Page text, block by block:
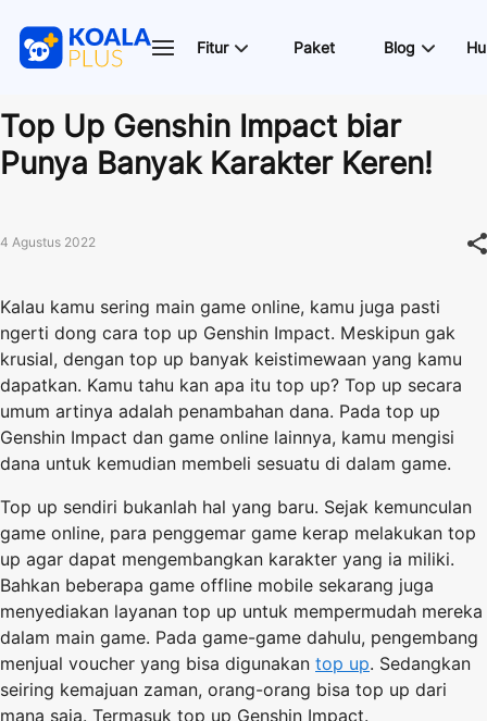
Fitur Paket Blog
Top Up Genshin Impact biar
Punya Banyak Karakter Keren!
4 Agustus 2022
Kalau kamu sering main game online, kamu juga pasti
ngerti dong cara top up Genshin Impact. Meskipun gak
krusial, dengan top up banyak keistimewaan yang kamu
dapatkan. Kamu tahu kan apa itu top up? Top up secara
umum artinya adalah penambahan dana. Pada top up
Genshin Impact dan game online lainnya, kamu mengisi
dana untuk kemudian membeli sesuatu di dalam game.
Top up sendiri bukanlah hal yang baru. Sejak kemunculan
game online, para penggemar game kerap melakukan top
up agar dapat mengembangkan karakter yang ia miliki.
Bahkan beberapa game offline mobile sekarang juga
menyediakan layanan top up untuk mempermudah mereka
dalam main game. Pada game-game dahulu, pengembang
menjual voucher yang bisa digunakan top up. Sedangkan
seiring kemajuan zaman, orang-orang bisa top up dari
mana saja. Termasuk top up Genshin Impact.